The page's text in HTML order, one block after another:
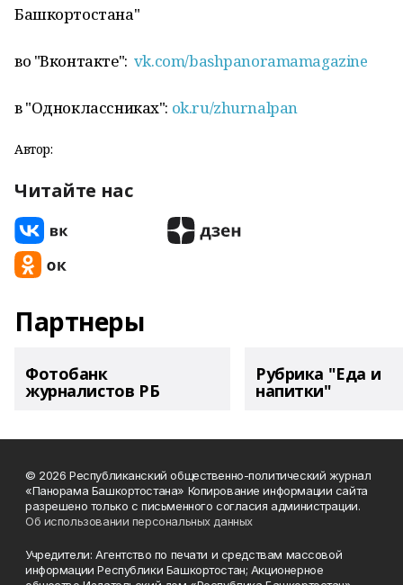
Башкортостана"
во "Вконтакте": vk.com/bashpanoramamagazine
в "Одноклассниках": ok.ru/zhurnalpan
Автор:
Читайте нас
Партнеры
Фотобанк
журналистов РБ
Рубрика "Еда и
напитки"
© 2026 Республиканский общественно-политический журнал
«Панорама Башкортостана» Копирование информации сайта
разрешено только с письменного согласия администрации.
Об использовании персональных данных
Учредители: Агентство по печати и средствам массовой
информации Республики Башкортостан; Акционерное